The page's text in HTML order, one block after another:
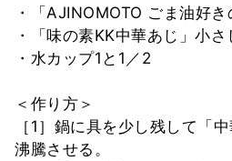
・「AJINOMOTO ごま油好
・「味の素KK中華あじ」小さ
・水カップ1と1／2
＜作り方＞
［1］鍋に具を少し残して「
沸騰させる。